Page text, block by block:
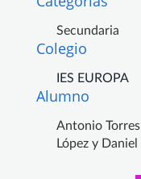
Secundaria
Colegio
IES EUROPA
Alumno
Antonio
López y